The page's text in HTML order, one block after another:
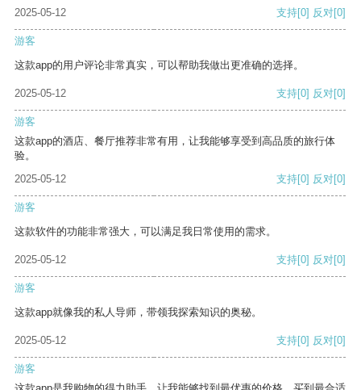
2025-05-12 支持[0] 反对[0]
游客
这款app的用户评论非常真实，可以帮助我做出更准确的选择。
2025-05-12 支持[0] 反对[0]
游客
这款app的酒店、餐厅推荐非常有用，让我能够享受到高品质的旅行体
验。
2025-05-12
支持[0] 反对[0]
游客
这款软件的功能非常强大，可以满足我日常使用的需求。
2025-05-12 支持[0] 反对[0]
游客
这款app就像我的私人导师，带领我探索知识的奥秘。
2025-05-12 支持[0] 反对[0]
游客